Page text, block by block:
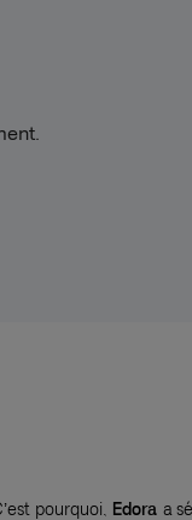
pourquoi, Edoraa